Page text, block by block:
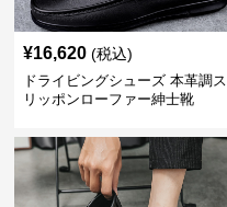
¥16,620 (税込)
ドライビングシューズ 本革調ス
リッポンローファー紳士靴